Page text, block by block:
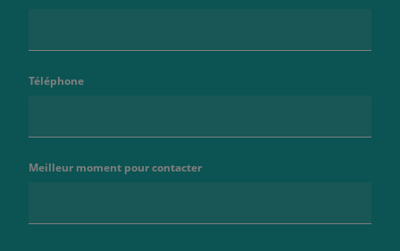
Téléphone
Meilleur moment pour contacter